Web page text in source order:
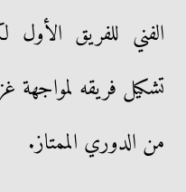
الفني للفريق الأول
من الدوري الممتاز.